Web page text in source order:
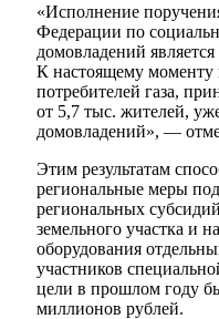
«Исполнение
Федерации по
домовладений
К настоящему моменту
потребителей газа,
от 5,7 тыс. жителей,
домовладений», —
Этим результатам
региональные меры
региональных
земельного участка и
оборудования
участников
цели в прошлом году
миллионов рублей.